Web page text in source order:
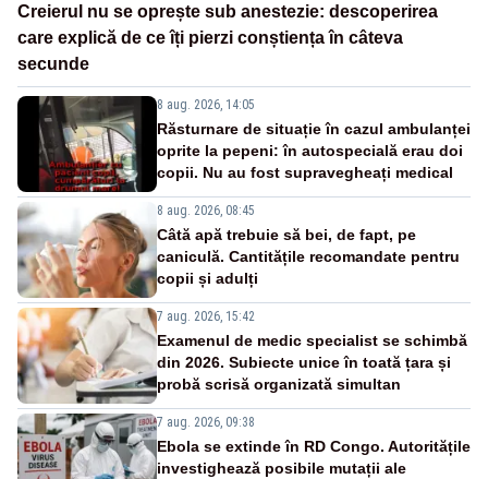
Creierul nu se oprește sub anestezie: descoperirea
care explică de ce îți pierzi conștiența în câteva
secunde
8 aug. 2026, 14:05
Răsturnare de situație în cazul ambulanței
oprite la pepeni: în autospecială erau doi
copii. Nu au fost supravegheați medical
8 aug. 2026, 08:45
Câtă apă trebuie să bei, de fapt, pe
caniculă. Cantitățile recomandate pentru
copii și adulți
7 aug. 2026, 15:42
Examenul de medic specialist se schimbă
din 2026. Subiecte unice în toată țara și
probă scrisă organizată simultan
7 aug. 2026, 09:38
Ebola se extinde în RD Congo. Autoritățile
investighează posibile mutații ale